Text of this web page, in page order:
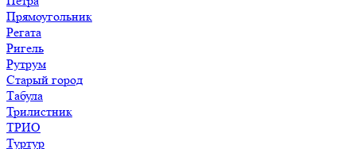
Прямоугольник
Регата
Ригель
Рутрум
Старый город
Табула
Трилистник
ТРИО
Туртур